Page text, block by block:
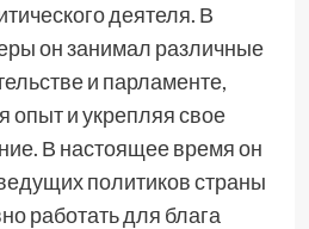
деятеля. В
он занимал различные
и парламенте,
опыт и укрепляя свое
В настоящее время он
политиков страны
работать для блага